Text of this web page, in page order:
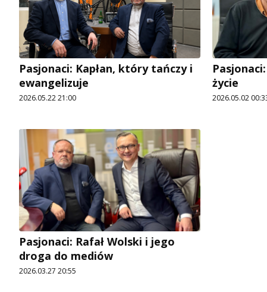
Pasjonaci: Kapłan, który tańczy i
ewangelizuje
2026.05.22 21:00
życie
2026.05.02
Pasjonaci: Rafał Wolski i jego
droga do mediów
2026.03.27 20:55